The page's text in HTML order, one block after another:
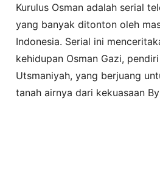
Kurulus Osman adalah serial
yang banyak ditonton oleh
Indonesia. Serial ini
kehidupan Osman Gazi,
Utsmaniyah, yang berjuang
tanah airnya dari kekuasaan